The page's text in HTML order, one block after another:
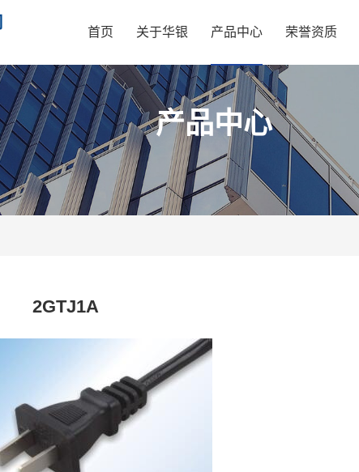
首页 关于华银 产品中心 荣誉资质
产品中心
2GTJ1A